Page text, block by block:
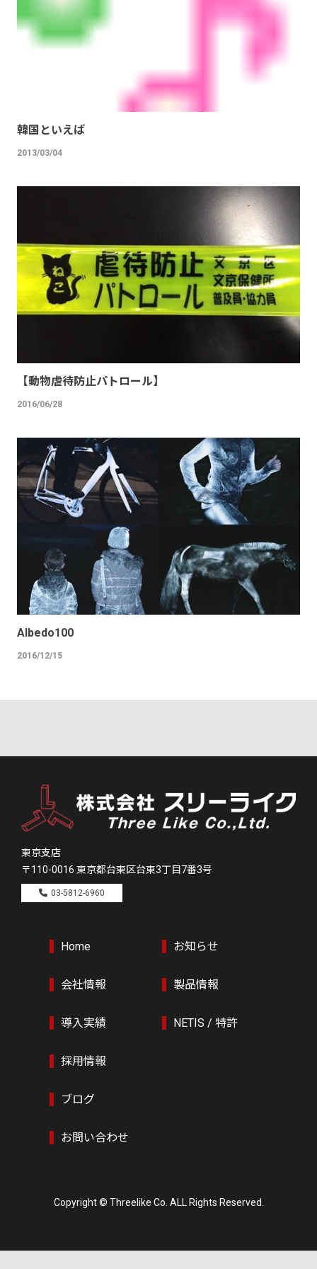
韓国といえば
2013/03/04
【動物虐待防止パトロール】
2016/06/28
Albedo100
2016/12/15
東京支店
〒110-0016 東京都台東区台東3丁目7番3号
03-5812-6960
Home お知らせ
会社情報 製品情報
導入実績 NETIS / 特許
採用情報
ブログ
お問い合わせ
Copyright © Threelike Co. ALL Rights Reserved.